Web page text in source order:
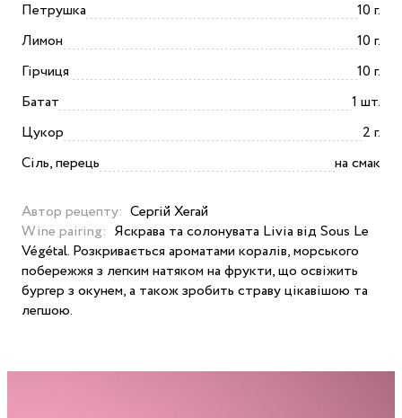
Петрушка
10 г.
Лимон
10 г.
Гірчиця
10 г.
Батат
1 шт.
Цукор
2 г.
Сіль, перець
на смак
Автор рецепту: Сергій Хегай
Wine pairing: Яскрава та солонувата Livia від Sous Le
Végétal. Розкривається ароматами коралів, морського
побережжя з легким натяком на фрукти, що освіжить
бургер з окунем, а також зробить страву цікавішою та
легшою.